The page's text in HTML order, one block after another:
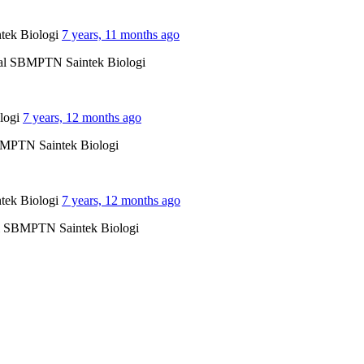
Biologi 7 years, 11 months ago
SBMPTN Saintek Biologi
7 years, 12 months ago
Saintek Biologi
Biologi 7 years, 12 months ago
SBMPTN Saintek Biologi